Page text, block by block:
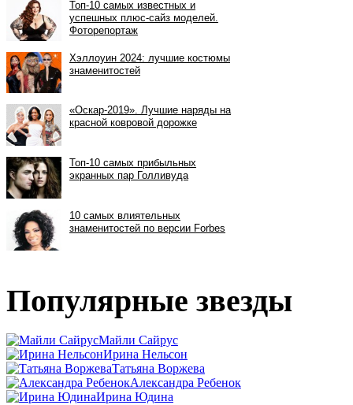
Популярные звезды
Майли Сайрус
Ирина Нельсон
Татьяна Воржева
Александра Ребенок
Ирина Юдина